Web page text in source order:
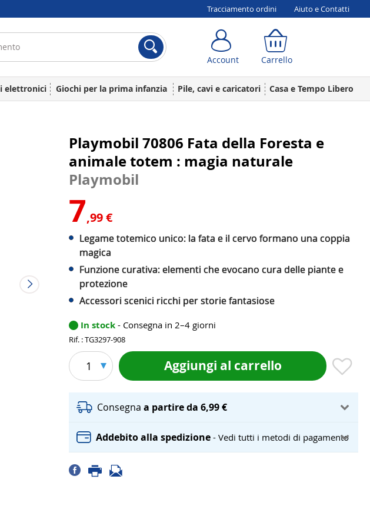
Tracciamento ordini Aiuto e Contatti
Account Carrello
elettronici Giochi per la prima infanzia Pile, cavi e caricatori Casa e Tempo Libero
Playmobil 70806 Fata della Foresta e
animale totem : magia naturale
Playmobil
7,99 €
Legame totemico unico: la fata e il cervo formano una coppia
magica
Funzione curativa: elementi che evocano cura delle piante e
protezione
Accessori scenici ricchi per storie fantasiose
In stock - Consegna in 2–4 giorni
Rif. : TG3297-908
1 Aggiungi al carrello
Consegnaa partire da 6,99 €
Addebito alla spedizione- Vedi tutti i metodi di pagamento
Account Carrello